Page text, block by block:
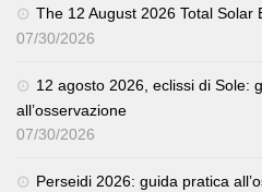
The 12 August 2026 Total Solar
07/30/2026
12 agosto 2026, eclissi di Sole:
all’osservazione
07/30/2026
Perseidi 2026: guida pratica